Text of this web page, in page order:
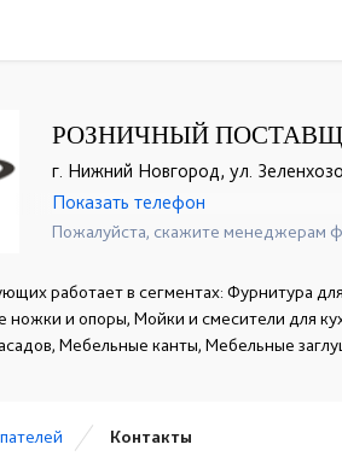
РОЗНИЧНЫЙ
г. Нижний Новгород, ул.
☎+7(831)283-00-47
Показать телефон
Пожалуйста, скажите менеджерам
работает в сегментах: Фурнитура
ножки и опоры, Мойки и смесители для
Мебельные канты, Мебельные
Контакты